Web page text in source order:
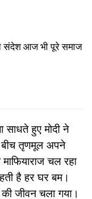
संदेश आज भी पूरे समाज
हुए मोदी ने
बीच तृणमूल अपने
चल रहा
है हर घर बम।
जीवन चला गया।